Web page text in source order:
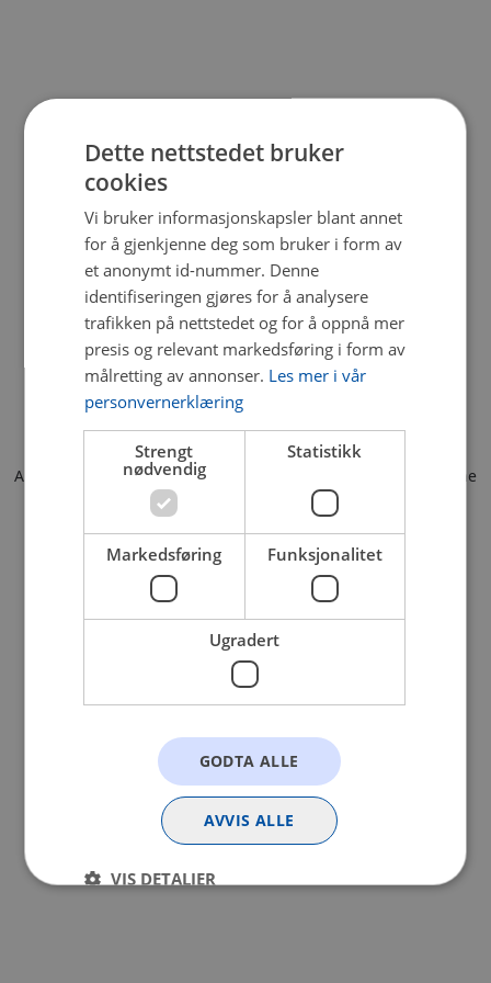
Application error: a client-side exception has occurred (see the
browser console for more information).
Dette nettstedet bruker
cookies
Vi bruker informasjonskapsler blant annet
for å gjenkjenne deg som bruker i form av
et anonymt id-nummer. Denne
identifiseringen gjøres for å analysere
trafikken på nettstedet og for å oppnå mer
presis og relevant markedsføring i form av
målretting av annonser. Les mer i vår
personvernerklæring
Strengt
nødvendig
Statistikk
Markedsføring Funksjonalitet
Ugradert
GODTA ALLE
AVVIS ALLE
VIS DETALJER